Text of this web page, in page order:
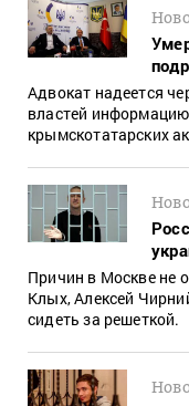
Адвокат надеется
властей
крымскотатарских
Причин в Москве не
Клых, Алексей
сидеть за решеткой.